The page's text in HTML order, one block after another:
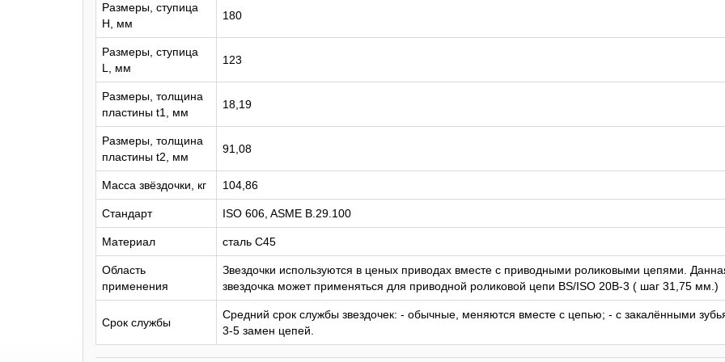
Размеры, ступица
H, мм
180
Размеры, ступица
L, мм
123
Размеры, толщина
пластины t1, мм
18,19
Размеры, толщина
пластины t2, мм
91,08
Масса звёздочки, кг 104,86
Стандарт ISO 606, ASME B.29.100
Материал сталь C45
Область
применения
Звездочки используются в ценых приводах вместе с приводными роликовыми цепями.
звездочка может применяться для приводной роликовой цепи BS/ISO 20B-3 ( шаг 31,75 мм.)
Срок службы
Средний срок службы звездочек: - обычные, меняются вместе с цепью; - с закалёнными
3-5 замен цепей.